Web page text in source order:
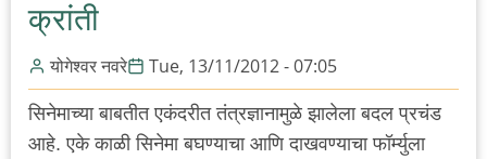
क्रांती
योगेश्वर नवरे Tue, 13/11/2012 - 07:05
सिनेमाच्या बाबतीत एकंदरीत तंत्रज्ञानामुळे झालेला बदल प्रचंड
आहे. एके काळी सिनेमा बघण्याचा आणि दाखवण्याचा फॉर्म्युला